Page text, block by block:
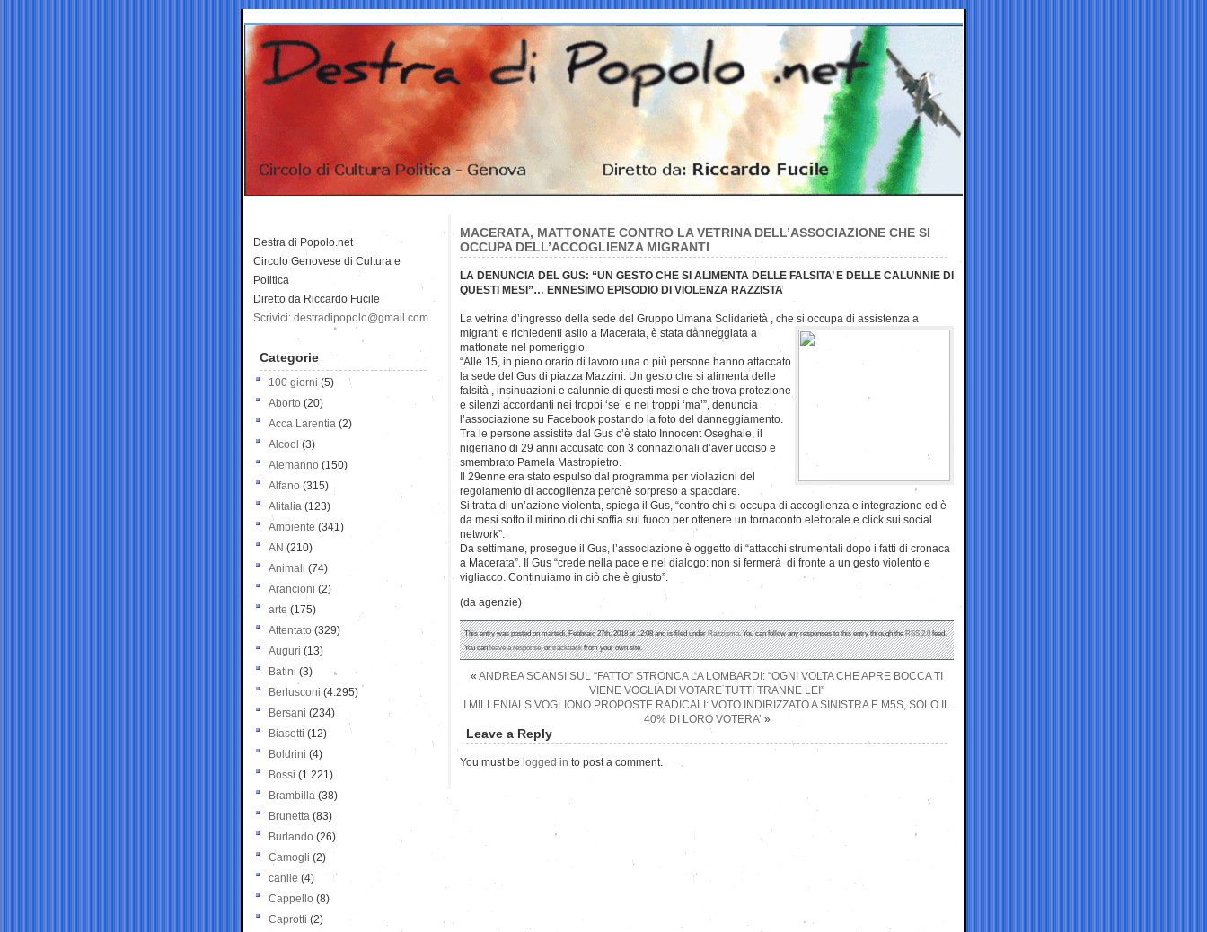
MACERATA, MATTONATE CONTRO LA VETRINA DELL’ASSOCIAZIONE CHE SI
OCCUPA DELL’ACCOGLIENZA MIGRANTI
LA DENUNCIA DEL GUS: “UN GESTO CHE SI ALIMENTA DELLE FALSITA’ E DELLE CALUNNIE DI
QUESTI MESI”… ENNESIMO EPISODIO DI VIOLENZA RAZZISTA
La vetrina d’ingresso della sede del Gruppo Umana Solidarietà , che si occupa di assistenza a
migranti e richiedenti asilo a Macerata, è stata danneggiata a
mattonate nel pomeriggio.
“Alle 15, in pieno orario di lavoro una o più persone hanno attaccato
la sede del Gus di piazza Mazzini. Un gesto che si alimenta delle
falsità , insinuazioni e calunnie di questi mesi e che trova protezione
e silenzi accordanti nei troppi ‘se’ e nei troppi ‘ma’”, denuncia
l’associazione su Facebook postando la foto del danneggiamento.
Tra le persone assistite dal Gus c’è stato Innocent Oseghale, il
nigeriano di 29 anni accusato con 3 connazionali d’aver ucciso e
smembrato Pamela Mastropietro.
Il 29enne era stato espulso dal programma per violazioni del
regolamento di accoglienza perchè sorpreso a spacciare.
Si tratta di un’azione violenta, spiega il Gus, “contro chi si occupa di accoglienza e integrazione ed è
da mesi sotto il mirino di chi soffia sul fuoco per ottenere un tornaconto elettorale e click sui social
network”.
Da settimane, prosegue il Gus, l’associazione è oggetto di “attacchi strumentali dopo i fatti di cronaca
a Macerata”. Il Gus “crede nella pace e nel dialogo: non si fermerà di fronte a un gesto violento e
vigliacco. Continuiamo in ciò che è giusto”.
(da agenzie)
This entry was posted on martedì, Febbraio 27th, 2018 at 12:08 and is filed underRazzismo. You can follow any responses to this entry through theRSS 2.0feed.
You canleave a response, ortrackbackfrom your own site.
« ANDREA SCANSI SUL “FATTO” STRONCA LA LOMBARDI: “OGNI VOLTA CHE APRE BOCCA TI
VIENE VOGLIA DI VOTARE TUTTI TRANNE LEI”
I MILLENIALS VOGLIONO PROPOSTE RADICALI: VOTO INDIRIZZATO A SINISTRA E M5S, SOLO IL
40% DI LORO VOTERA’ »
Leave a Reply
You must be logged in to post a comment.
Destra di Popolo.net
Circolo Genovese di Cultura e
Politica
Diretto da Riccardo Fucile
Scrivici: destradipopolo@gmail.com
Categorie
100 giorni (5)
Aborto (20)
Acca Larentia (2)
Alcool (3)
Alemanno (150)
Alfano (315)
Alitalia (123)
Ambiente (341)
AN (210)
Animali (74)
Arancioni (2)
arte (175)
Attentato (329)
Auguri (13)
Batini (3)
Berlusconi (4.295)
Bersani (234)
Biasotti (12)
Boldrini (4)
Bossi (1.221)
Brambilla (38)
Brunetta (83)
Burlando (26)
Camogli (2)
canile (4)
Cappello (8)
Caprotti (2)